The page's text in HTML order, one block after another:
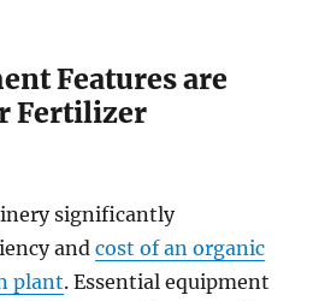
Features are
Fertilizer
significantly
andcost of an organic
plant. Essential equipment